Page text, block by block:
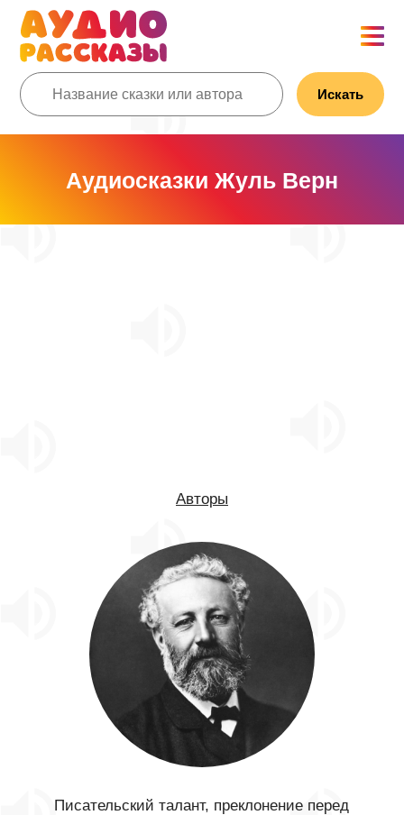
Искать
Аудиосказки Жуль Верн
Авторы
Писательский талант, преклонение перед